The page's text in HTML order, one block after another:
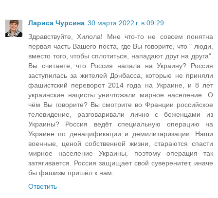
Лариса Чурсина 30 марта 2022 г. в 09:29
Здравствуйте, Хилола! Мне что-то не совсем понятна
первая часть Вашего поста, где Вы говорите, что " люди,
вместо того, чтобы сплотиться, нападают друг на друга".
Вы считаете, что Россия напала на Украину? Россия
заступилась за жителей Донбасса, которые не приняли
фашистский переворот 2014 года на Украине, и 8 лет
украинские нацисты уничтожали мирное население. О
чём Вы говорите? Вы смотрите во Франции российское
телевидение, разговаривали лично с беженцами из
Украины? Россия ведёт специальную операцию на
Украине по денацификации и демилитаризации. Наши
военные, ценой собственной жизни, стараются спасти
мирное население Украины, поэтому операция так
затягивается. Россия защищает свой суверенитет, иначе
бы фашизм пришёл к нам.
Ответить